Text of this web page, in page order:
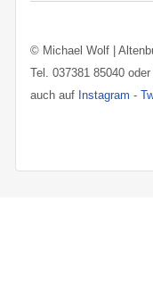
© Michael Wolf |
Tel. 037381 85040
auch auf Instagram -